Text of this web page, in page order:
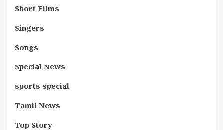
Short Films
Singers
Songs
Special News
sports special
Tamil News
Top Story